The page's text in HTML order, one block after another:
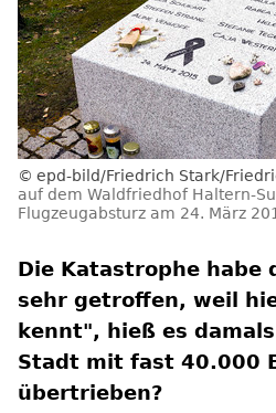
epd-bild/Friedrich Stark/
auf dem Waldfriedhof Haltern-
Flugzeugabsturz am 24. März
Die Katastrophe habe
sehr getroffen, weil
kennt", hieß es
Stadt mit fast 40.000
übertrieben?